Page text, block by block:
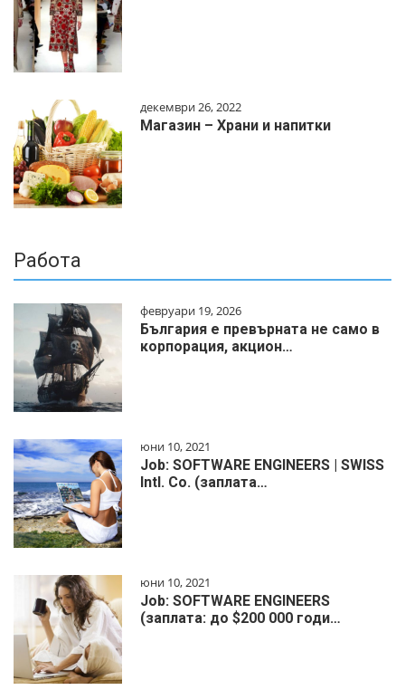
декември 26, 2022
Магазин – Храни и напитки
Работа
февруари 19, 2026
България е превърната не само в
корпорация, акцион…
юни 10, 2021
Job: SOFTWARE ENGINEERS | SWISS
Intl. Co. (заплата…
юни 10, 2021
Job: SOFTWARE ENGINEERS
(заплата: до $200 000 годи…